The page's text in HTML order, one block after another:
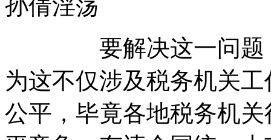
孙倩淫荡
要解决这一问题，
为这不仅涉及税务机关
公平，毕竟各地税务机